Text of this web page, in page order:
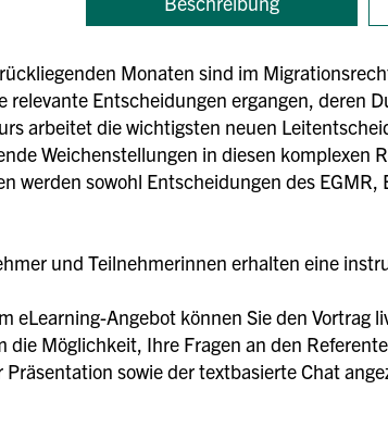
Monaten sind im
relevante Entscheidungen ergangen, deren
arbeitet die wichtigsten neuen
Weichenstellungen in diesen komplexen
werden sowohl Entscheidungen des
und Teilnehmerinnen erhalten eine
eLearning-Angebot können Sie den Vortrag
die Möglichkeit, Ihre Fragen an den
Präsentation sowie der textbasierte Chat